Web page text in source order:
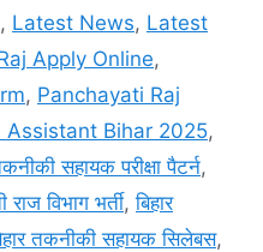
, Latest News, Latest
Apply Online,
, Panchayati Raj
Assistant Bihar 2025,
सहायक परीक्षा पैटर्न,
राज विभाग भर्ती,बिहार
तकनीकी सहायक सिलेबस,